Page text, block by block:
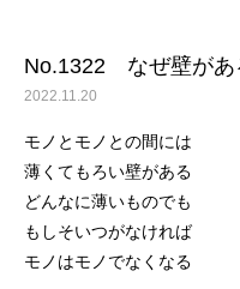
No.1322 なぜ壁があ
2022.11.20
モノとモノとの間には
薄くてもろい壁がある
どんなに薄いものでも
もしそいつがなければ
モノはモノでなくなる